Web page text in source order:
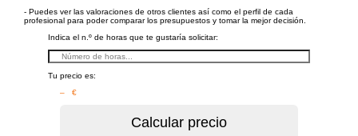
- Puedes ver las valoraciones de otros clientes así como el perfil de cada
profesional para poder comparar los presupuestos y tomar la mejor decisión.
Indica el n.º de horas que te gustaría solicitar:
Tu precio es:
– €